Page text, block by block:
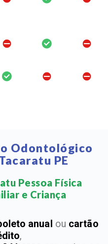
Odontológico
PE
Pessoa Física
e Criança​
anual ou cartão
,